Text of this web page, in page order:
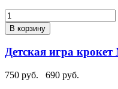
В корзину
Детская игра
750 руб.
690 руб.